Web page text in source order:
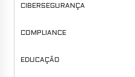
CIBERSEGURANÇA
COMPLIANCE
EDUCAÇÃO